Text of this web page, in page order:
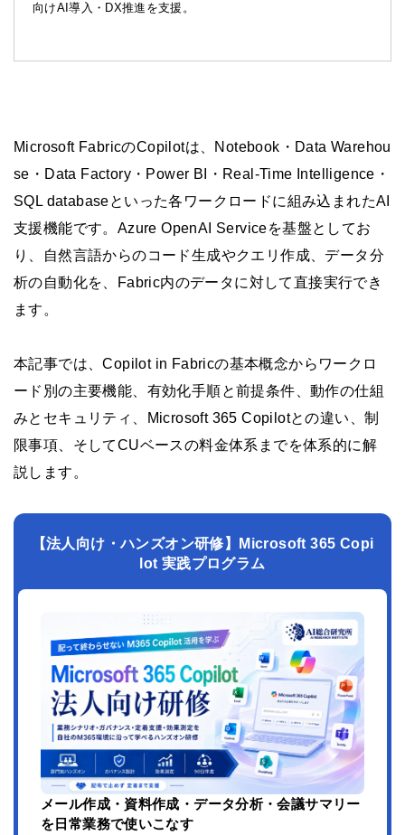
向けAI導入・DX推進を支援。
Microsoft FabricのCopilotは、Notebook・Data Warehou
se・Data Factory・Power BI・Real-Time Intelligence・
SQL databaseといった各ワークロードに組み込まれたAI
支援機能です。Azure OpenAI Serviceを基盤としてお
り、自然言語からのコード生成やクエリ作成、データ分
析の自動化を、Fabric内のデータに対して直接実行でき
ます。
本記事では、Copilot in Fabricの基本概念からワークロ
ード別の主要機能、有効化手順と前提条件、動作の仕組
みとセキュリティ、Microsoft 365 Copilotとの違い、制
限事項、そしてCUベースの料金体系までを体系的に解
説します。
【法人向け・ハンズオン研修】Microsoft 365 Copi
lot 実践プログラム
メール作成・資料作成・データ分析・会議サマリー
を日常業務で使いこなす